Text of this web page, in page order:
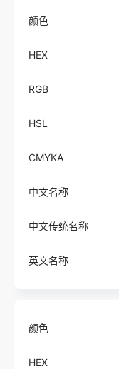
颜色
HEX
RGB
HSL
CMYKA
中文名称
中文传统名称
英文名称
颜色
HEX